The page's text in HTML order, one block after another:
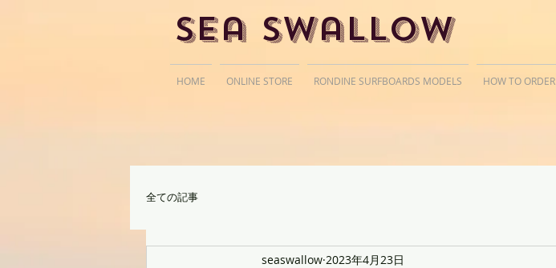
Sea Swallow
全ての記事
seaswallow 2023年4月23日
HOME ONLINE STORE RONDINE SURFBOARDS MODELS HOW TO ORDER